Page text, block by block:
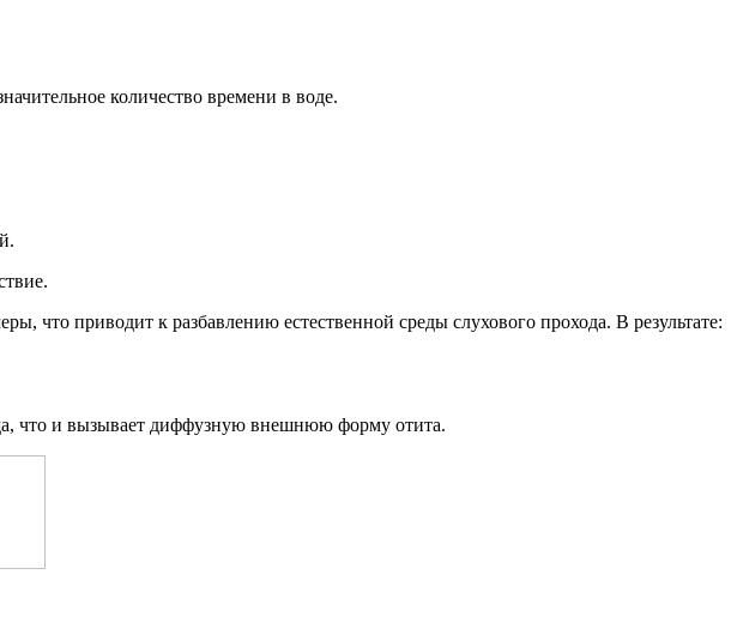
количество времени в воде.
что приводит к разбавлению естественной среды слухового прохода. В результате:
что и вызывает диффузную внешнюю форму отита.